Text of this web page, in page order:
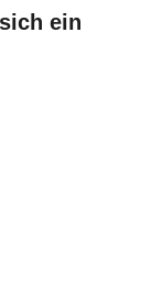
ein